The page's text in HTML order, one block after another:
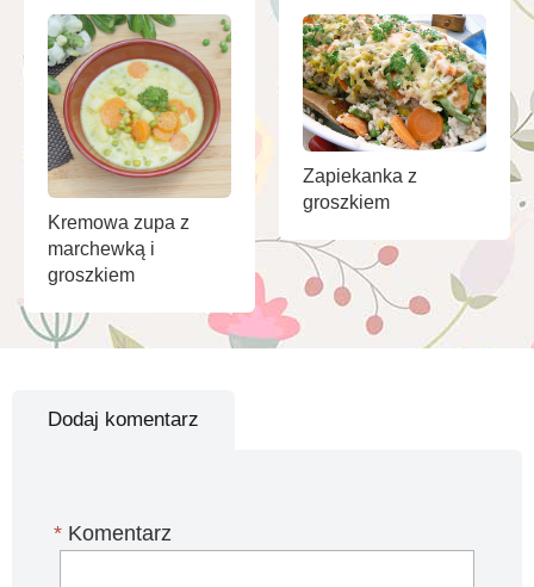
Kremowa zupa z
marchewką i
groszkiem
Zapiekanka z
groszkiem
Dodaj komentarz
Komentarz
*